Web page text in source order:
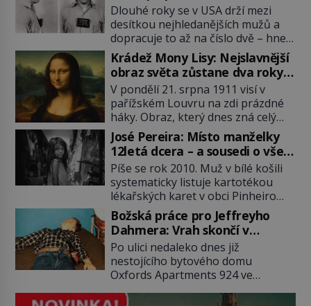
Dlouhé roky se v USA drží mezi
desítkou nejhledanějších mužů a
dopracuje to až na číslo dvě – hned
po Usámovi bin Ládinovi (1957–
2011). To je James „Whitey“ Bulger
(1929–2018) viněný ze spoluúčasti
na 19 vraždách, vydírání a lichvy. A
samozřejmě, krom toho je ještě
drogový dealer, který neváhá
odstranit z cesty všechny práskače,
zatímco […]
Krádež Mony Lisy: Nejslavnější
obraz světa zůstane dva roky
nezvěstný
V pondělí 21. srpna 1911 visí v
pařížském Louvru na zdi prázdné
háky. Obraz, který dnes zná celý
svět, je pryč. Zpočátku si nikdo
nemyslí, že jde o krádež.
Zaměstnanci jsou přesvědčeni, že
Mona Lisa je jen v restaurátorské
dílně nebo u fotografa. Když se
ukáže pravda, propukne jeden z
největších honů na zloděje v […]
José Pereira: Místo manželky
12letá dcera – a sousedi o všem
vědí!
Píše se rok 2010. Muž v bílé košili
systematicky listuje kartotékou
lékařských karet v obci Pinheiro
ležící asi 20 kilometrů od farmy s
podivínským majitelem. Něco tu
nesedí. Ledaže… Ledaže by ta
mladá dívka z farmy byla ne
manželkou, ale dcerou – a všechny
ty děti byly zplozené v incestu. Na
sociálním odboru jednoho z […]
Božská práce pro Jeffreyho
Dahmera: Vrah skončí v
tratolišti krve ve vězeňských
umývárnách
Po ulici nedaleko dnes již
nestojícího bytového domu
Oxfords Apartments 924 ve
potácí zcela zmatený 14letý